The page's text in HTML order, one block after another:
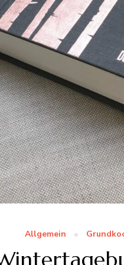
Allgemein